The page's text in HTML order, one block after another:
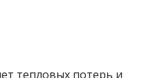
тепловых потерь и